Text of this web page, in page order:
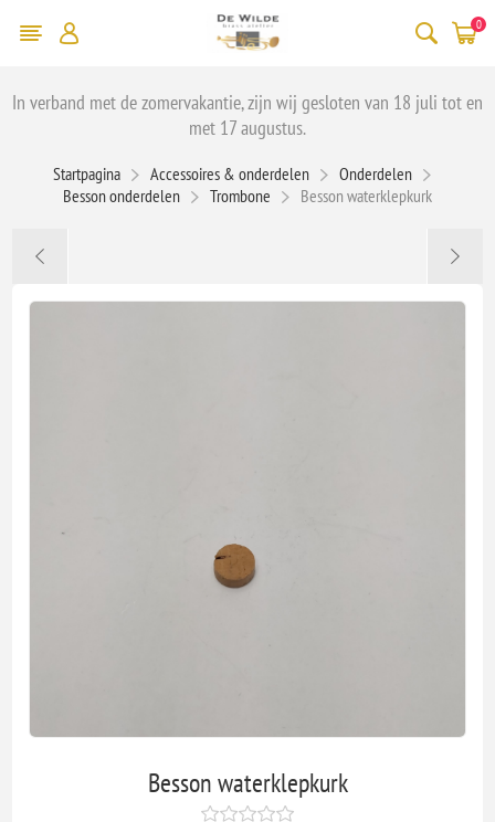
0
In verband met de zomervakantie, zijn wij gesloten van 18 juli tot en
met 17 augustus.
Startpagina Accessoires & onderdelen
Onderdelen
Besson onderdelen
Trombone Besson waterklepkurk
Besson waterklepkurk